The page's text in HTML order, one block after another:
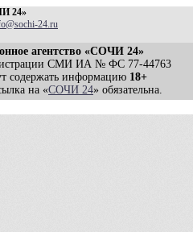
24»
24.ru
агентство «СОЧИ 24»
СМИ ИА № ФС 77-44763
содержать информацию 18+
на «СОЧИ 24» обязательна.